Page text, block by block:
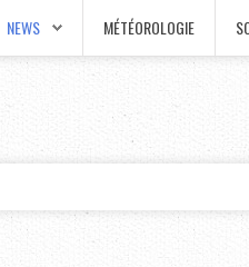
NEWS MÉTÉOROLOGIE